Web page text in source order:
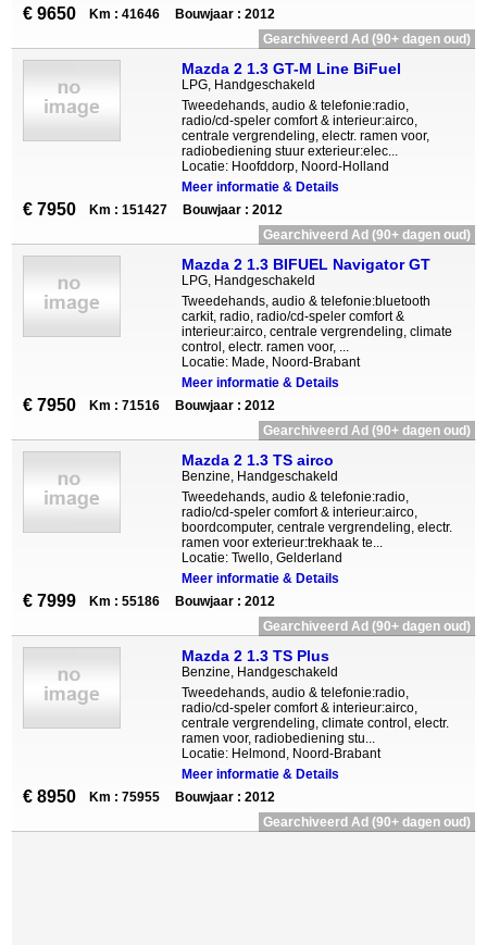
€ 9650 Km : 41646
Bouwjaar : 2012
Gearchiveerd Ad (90+ dagen oud)
Mazda 2 1.3 GT-M Line BiFuel
LPG, Handgeschakeld
Tweedehands, audio & telefonie:radio,
radio/cd-speler comfort & interieur:airco,
centrale vergrendeling, electr. ramen voor,
radiobediening stuur exterieur:elec...
Locatie: Hoofddorp, Noord-Holland
Meer informatie & Details
€ 7950 Km : 151427
Bouwjaar : 2012
Gearchiveerd Ad (90+ dagen oud)
Mazda 2 1.3 BIFUEL Navigator GT
LPG, Handgeschakeld
Tweedehands, audio & telefonie:bluetooth
carkit, radio, radio/cd-speler comfort &
interieur:airco, centrale vergrendeling, climate
control, electr. ramen voor, ...
Locatie: Made, Noord-Brabant
Meer informatie & Details
€ 7950 Km : 71516
Bouwjaar : 2012
Gearchiveerd Ad (90+ dagen oud)
Mazda 2 1.3 TS airco
Benzine, Handgeschakeld
Tweedehands, audio & telefonie:radio,
radio/cd-speler comfort & interieur:airco,
boordcomputer, centrale vergrendeling, electr.
ramen voor exterieur:trekhaak te...
Locatie: Twello, Gelderland
Meer informatie & Details
€ 7999 Km : 55186
Bouwjaar : 2012
Gearchiveerd Ad (90+ dagen oud)
Mazda 2 1.3 TS Plus
Benzine, Handgeschakeld
Tweedehands, audio & telefonie:radio,
radio/cd-speler comfort & interieur:airco,
centrale vergrendeling, climate control, electr.
ramen voor, radiobediening stu...
Locatie: Helmond, Noord-Brabant
Meer informatie & Details
€ 8950 Km : 75955
Bouwjaar : 2012
Gearchiveerd Ad (90+ dagen oud)